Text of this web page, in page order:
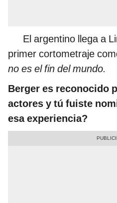
El argentino llega a
primer cortometraje
no es el fin del mundo.
Berger es reconocido
actores y tú fuiste
esa experiencia?